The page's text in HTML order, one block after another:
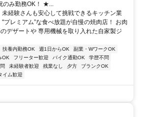
のみ勤務OK！ ★...
経験さんも安心して挑戦できるキッチン業
プレミアム”な食べ放題が自慢の焼肉店！ お肉
デザートや 専用機械を取り入れた自家製ジ
扶養内勤務OK 週1日からOK
副業・WワークOK
OK フリーター歓迎 バイク通勤OK
学歴不問
未経験者歓迎 残業なし 夕方
ブランクOK
イム歓迎